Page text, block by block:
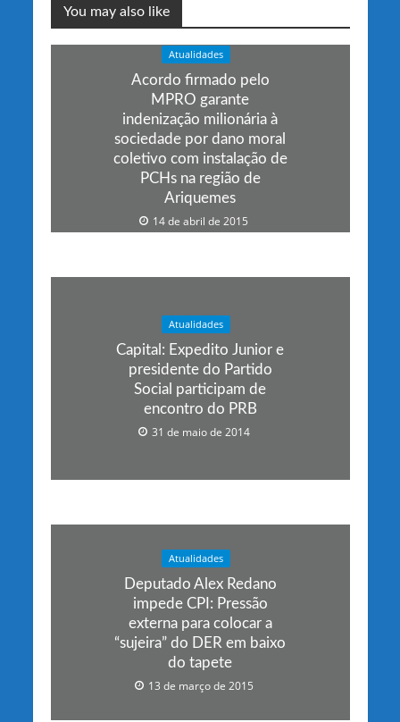
You may also like
Atualidades
Acordo firmado pelo
MPRO garante
indenização milionária à
sociedade por dano moral
coletivo com instalação de
PCHs na região de
Ariquemes
14 de abril de 2015
Atualidades
Capital: Expedito Junior e
presidente do Partido
Social participam de
encontro do PRB
31 de maio de 2014
Atualidades
Deputado Alex Redano
impede CPI: Pressão
externa para colocar a
“sujeira” do DER em baixo
do tapete
13 de março de 2015